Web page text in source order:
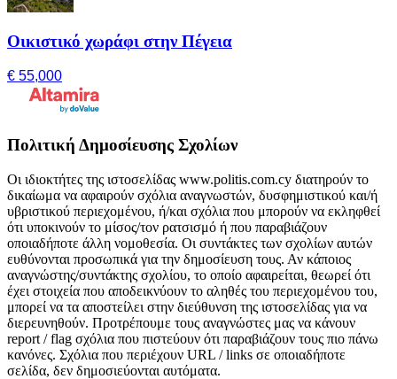
Οικιστικό χωράφι στην Πέγεια
€ 55,000
Πολιτική Δημοσίευσης Σχολίων
Οι ιδιοκτήτες της ιστοσελίδας www.politis.com.cy διατηρούν το
δικαίωμα να αφαιρούν σχόλια αναγνωστών, δυσφημιστικού και/ή
υβριστικού περιεχομένου, ή/και σχόλια που μπορούν να εκληφθεί
ότι υποκινούν το μίσος/τον ρατσισμό ή που παραβιάζουν
οποιαδήποτε άλλη νομοθεσία. Οι συντάκτες των σχολίων αυτών
ευθύνονται προσωπικά για την δημοσίευση τους. Αν κάποιος
αναγνώστης/συντάκτης σχολίου, το οποίο αφαιρείται, θεωρεί ότι
έχει στοιχεία που αποδεικνύουν το αληθές του περιεχομένου του,
μπορεί να τα αποστείλει στην διεύθυνση της ιστοσελίδας για να
διερευνηθούν. Προτρέπουμε τους αναγνώστες μας να κάνουν
report / flag σχόλια που πιστεύουν ότι παραβιάζουν τους πιο πάνω
κανόνες. Σχόλια που περιέχουν URL / links σε οποιαδήποτε
σελίδα, δεν δημοσιεύονται αυτόματα.